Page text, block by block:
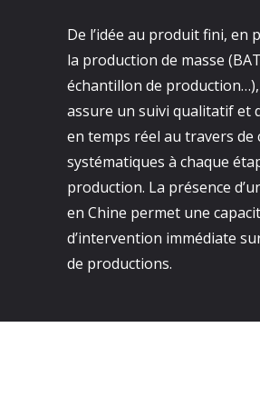
De l’idée au produit fini, en
la production de masse
échantillon de production…),
assure un suivi qualitatif et
en temps réel au travers de
systématiques à chaque
production. La présence
en Chine permet une
d’intervention immédiate
de productions.